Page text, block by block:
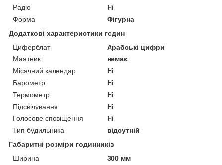
Радіо
Ні
Форма
Фігурна
Додаткові характеристики годин
Циферблат
Арабські цифри
Маятник
немає
Місячний календар
Ні
Барометр
Ні
Термометр
Ні
Підсвічування
Ні
Голосове сповіщення
Ні
Тип будильника
відсутній
Габаритні розміри годинників
Ширина
300 мм